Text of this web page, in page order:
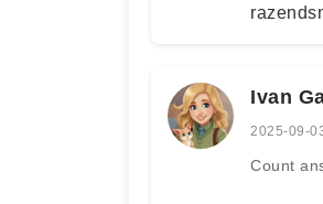
Ivan
2025-09-
Count